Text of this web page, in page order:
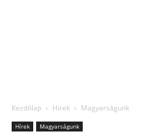
Kezdőlap Hírek Magyarságunk
Hírek Magyarságunk